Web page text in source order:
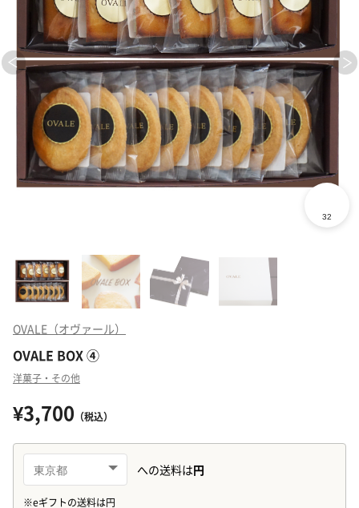
OVALE（オヴァール）
OVALE BOX ④
洋菓子・その他
¥3,700 （税込）